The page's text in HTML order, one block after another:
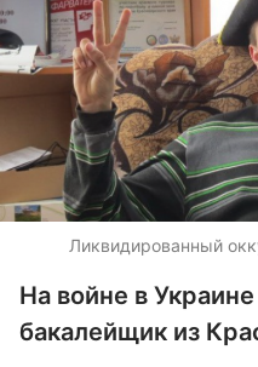
Ликвидированный
На войне в
бакалейщик из